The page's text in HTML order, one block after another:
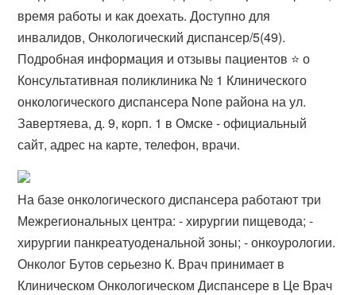
время работы и как доехать. Доступно для
инвалидов, Онкологический диспансер/5(49).
Подробная информация и отзывы пациентов ⭐️ о
Консультативная поликлиника № 1 Клинического
онкологического диспансера None района на ул.
Завертяева, д. 9, корп. 1 в Омске - официальный
сайт, адрес на карте, телефон, врачи.
На базе онкологического диспансера работают три
Межрегиональных центра: - хирургии пищевода; -
хирургии панкреатуоденальной зоны; - онкоурологии.
Онколог Бутов серьезно К. Врач принимает в
Клиническом Онкологическом Диспансере в Це Врач